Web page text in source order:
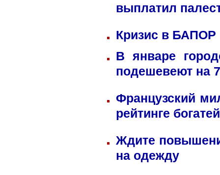
выплатил
Кризис в БАПОР
В январе
подешевеют на
Французский
рейтинге
Ждите
на одежду